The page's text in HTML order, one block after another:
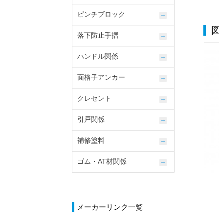
ピンチブロック
落下防止手摺
ハンドル関係
面格子アンカー
クレセント
引戸関係
補修塗料
ゴム・AT材関係
メーカーリンク一覧